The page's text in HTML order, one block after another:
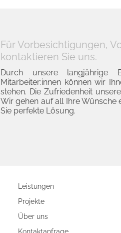
Für Vorbesichtigungen,
kontaktieren Sie uns.
Durch unsere langjährige
Mitarbeiter:innen können wir
stehen. Die Zufriedenheit
Wir gehen auf all Ihre Wünsche
Sie perfekte Lösung.
Leistungen
Projekte
Über uns